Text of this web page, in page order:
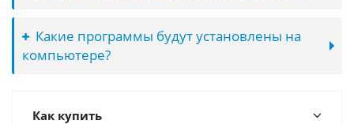
Какие программы будут установлены на
компьютере?
Как купить